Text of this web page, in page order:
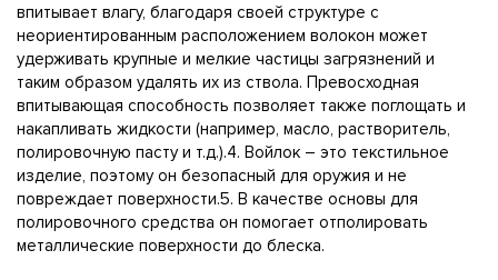
впитывает влагу, благодаря своей структуре с
неориентированным расположением волокон может
удерживать крупные и мелкие частицы загрязнений и
таким образом удалять их из ствола. Превосходная
впитывающая способность позволяет также поглощать и
накапливать жидкости (например, масло, растворитель,
полировочную пасту и т.д.).4. Войлок – это текстильное
изделие, поэтому он безопасный для оружия и не
повреждает поверхности.5. В качестве основы для
полировочного средства он помогает отполировать
металлические поверхности до блеска.